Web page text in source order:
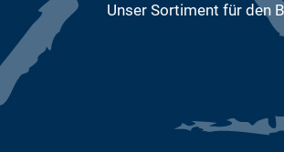
Unser Sortiment für den